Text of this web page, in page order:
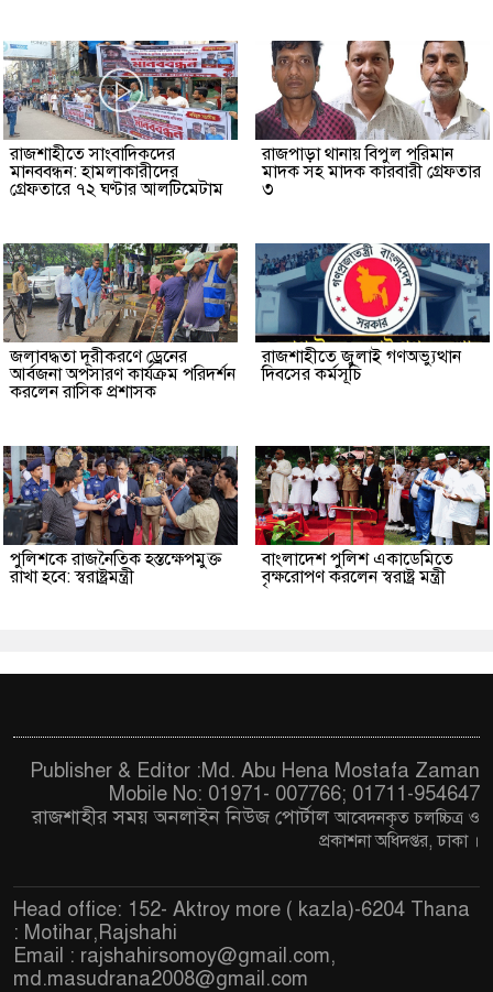
রাজশাহীতে সাংবাদিকদের
মানববন্ধন: হামলাকারীদের
গ্রেফতারে ৭২ ঘণ্টার আলটিমেটাম
রাজপাড়া থানায় বিপুল পরিমান
মাদক সহ মাদক কারবারী গ্রেফতার
৩
জলাবদ্ধতা দূরীকরণে ড্রেনের
আর্বজনা অপসারণ কার্যক্রম পরিদর্শন
করলেন রাসিক প্রশাসক
রাজশাহীতে জুলাই গণঅভ্যুত্থান
দিবসের কর্মসূচি
পুলিশকে রাজনৈতিক হস্তক্ষেপমুক্ত
রাখা হবে: স্বরাষ্ট্রমন্ত্রী
বাংলাদেশ পুলিশ একাডেমিতে
বৃক্ষরোপণ করলেন স্বরাষ্ট্র মন্ত্রী
Publisher & Editor :Md. Abu Hena Mostafa Zaman
Mobile No: 01971- 007766; 01711-954647
রাজশাহীর সময় অনলাইন নিউজ পোর্টালআবেদনকৃত চলচ্চিত্র ও
প্রকাশনা অধিদপ্তর, ঢাকা ।
Head office: 152- Aktroy more ( kazla)-6204 Thana
: Motihar,Rajshahi
Email : rajshahirsomoy@gmail.com,
md.masudrana2008@gmail.com